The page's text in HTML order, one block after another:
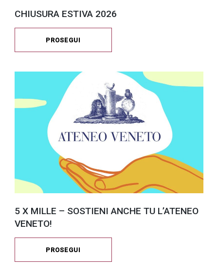
CHIUSURA ESTIVA 2026
PROSEGUI
5 X MILLE – SOSTIENI ANCHE TU L’ATENEO
VENETO!
PROSEGUI